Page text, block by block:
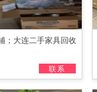
；大连二手家具回收
联系